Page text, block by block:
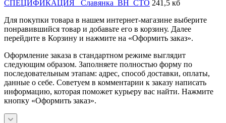
СПЕЦИФИКАЦИЯ _Славянка_ВН_СТО 241,5 кб
Для покупки товара в нашем интернет-магазине выберите
понравившийся товар и добавьте его в корзину. Далее
перейдите в Корзину и нажмите на «Оформить заказ».
Оформление заказа в стандартном режиме выглядит
следующим образом. Заполняете полностью форму по
последовательным этапам: адрес, способ доставки, оплаты,
данные о себе. Советуем в комментарии к заказу написать
информацию, которая поможет курьеру вас найти. Нажмите
кнопку «Оформить заказ».